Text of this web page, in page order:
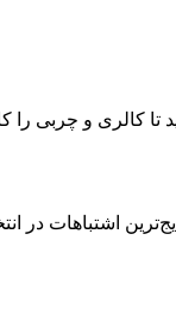
کالری و چربی را
اشتباهات در